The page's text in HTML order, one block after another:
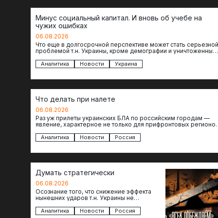
Минус социальный капитал. И вновь об учебе на
чужих ошибках
06.08.2026
Что еще в долгосрочной перспективе может стать серьезной
проблемой т.н. Украины, кроме демографии и уничтоженных
Аналитика Новости Украина
Что делать при налете
06.08.2026
Раз уж прилеты украинских БЛА по российским городам —
явление, характерное не только для прифронтовых
Аналитика Новости Россия
Думать стратегически
06.08.2026
Осознание того, что снижение эффекта
нынешних ударов т.н. Украины не
— повод задаться вопросом: что делать…
Аналитика Новости
Россия